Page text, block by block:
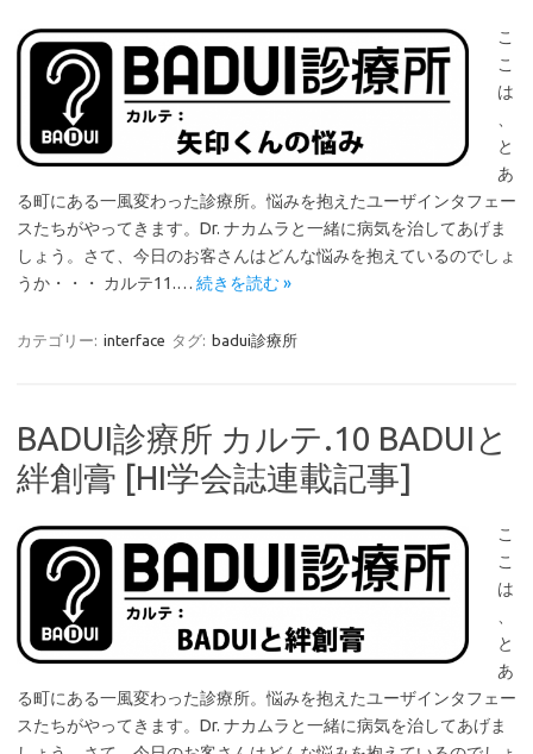
こ
こ
は
と
あ
る町にある一風変わった診療所。悩みを抱えたユーザインタフェー
スたちがやってきます。Dr. ナカムラと一緒に病気を治してあげま
しょう。さて、今日のお客さんはどんな悩みを抱えているのでしょ
うか・・・ カルテ11.… 続きを読む »
カテゴリー: interface タグ: badui診療所
BADUI診療所 カルテ.10 BADUIと
絆創膏 [HI学会誌連載記事]
こ
こ
は
と
あ
る町にある一風変わった診療所。悩みを抱えたユーザインタフェー
スたちがやってきます。Dr. ナカムラと一緒に病気を治してあげま